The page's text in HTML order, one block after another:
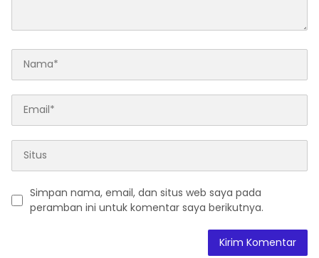
Simpan nama, email, dan situs web saya pada
peramban ini untuk komentar saya berikutnya.